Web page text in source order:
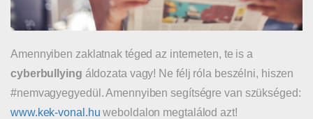
Amennyiben zaklatnak téged az interneten, te is a
cyberbullying áldozata vagy! Ne félj róla beszélni, hiszen
#nemvagyegyedül. Amennyiben segítségre van szükséged:
www.kek-vonal.hu weboldalon megtalálod azt!